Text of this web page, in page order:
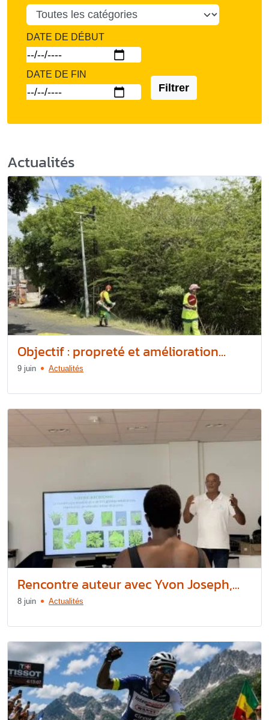
DATE DE DÉBUT
DATE DE FIN
Filtrer
Actualités
Objectif : propreté et amélioration...
9 juin Actualités
Rencontre auteur avec Yvon Joseph,...
8 juin Actualités